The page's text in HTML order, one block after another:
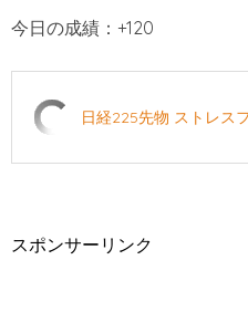
今日の成績：+120
日経225先物 ストレス
スポンサーリンク